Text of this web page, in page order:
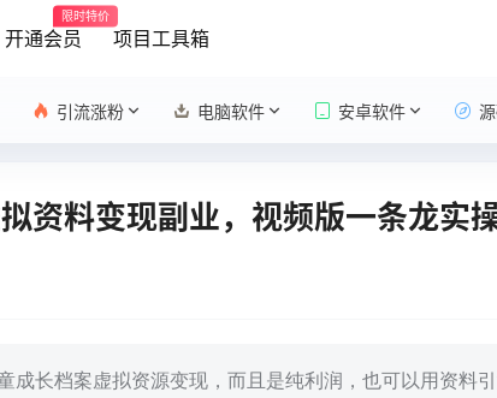
开通会员
限时特价
项目工具箱
引流涨粉 电脑软件 安卓软件
资料变现副业，视频版一条龙实
成长档案虚拟资源变现，而且是纯利润，也可以用资料